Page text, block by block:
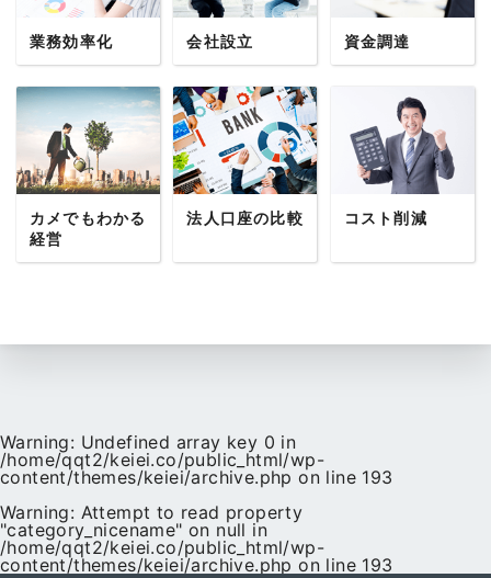
業務効率化 会社設立 資金調達
カメでもわかる
経営
法人口座の比較 コスト削減
Warning: Undefined array key 0 in
/home/qqt2/keiei.co/public_html/wp-
content/themes/keiei/archive.php on line 193
Warning: Attempt to read property
"category_nicename" on null in
/home/qqt2/keiei.co/public_html/wp-
content/themes/keiei/archive.php on line 193